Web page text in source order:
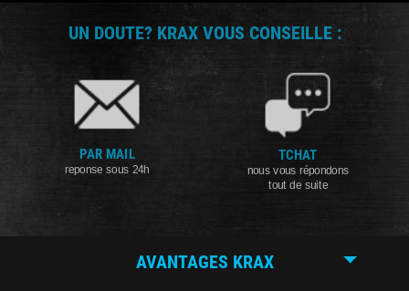
UN DOUTE? KRAX VOUS CONSEILLE :
PAR MAIL
reponse sous 24h
TCHAT
nous vous répondons
tout de suite
AVANTAGES KRAX